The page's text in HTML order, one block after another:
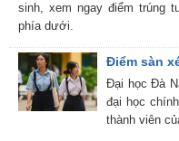
sinh, xem ngay điểm trúng
phía dưới.
Điểm sàn
Đại học Đà
đại học
thành viên